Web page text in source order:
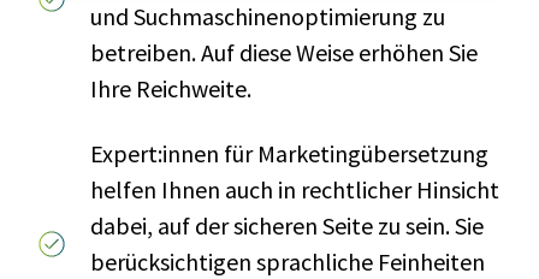
und Suchmaschinenoptimierung zu
betreiben. Auf diese Weise erhöhen Sie
Ihre Reichweite.
Expert:innen für Marketingübersetzung
helfen Ihnen auch in rechtlicher Hinsicht
dabei, auf der sicheren Seite zu sein. Sie
berücksichtigen sprachliche Feinheiten